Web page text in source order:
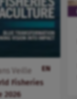
EN
Veille
Fisheries
2026